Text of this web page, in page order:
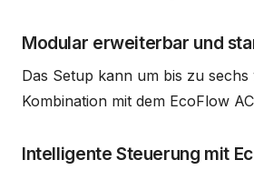
Modular erweiterbar und
Das Setup kann um bis zu
Kombination mit dem EcoFlow
Intelligente Steuerung mit